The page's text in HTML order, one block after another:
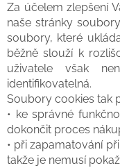
Za účelem zlepšení
naše stránky
soubory, které
běžně slouží k
uživatele však
identifikovatelná.
Soubory cookies tak
• ke správné
dokončit proces
• při zapamatování
takže je nemusí